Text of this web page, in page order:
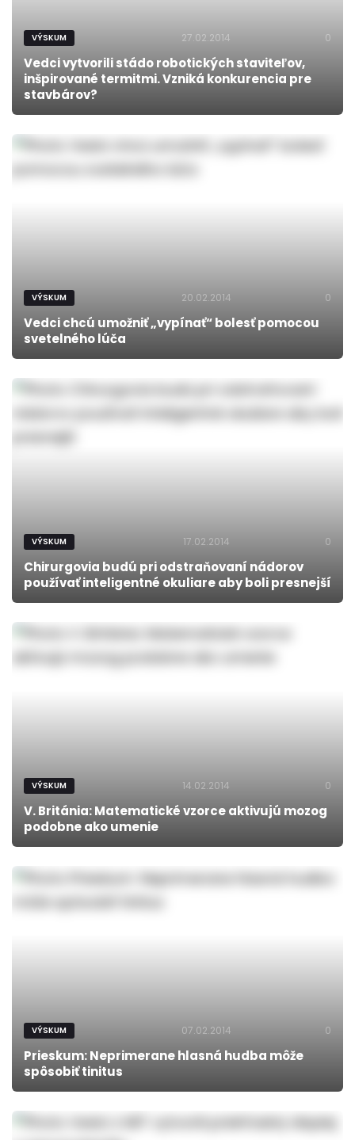
VÝSKUM 27.02.2014 0
Vedci vytvorili stádo robotických staviteľov,
inšpirované termitmi. Vzniká konkurencia pre
stavbárov?
VÝSKUM 20.02.2014 0
Vedci chcú umožniť „vypínať“ bolesť pomocou
svetelného lúča
VÝSKUM 17.02.2014 0
Chirurgovia budú pri odstraňovaní nádorov
používať inteligentné okuliare aby boli presnejší
VÝSKUM 14.02.2014 0
V. Británia: Matematické vzorce aktivujú mozog
podobne ako umenie
VÝSKUM 07.02.2014 0
Prieskum: Neprimerane hlasná hudba môže
spôsobiť tinitus